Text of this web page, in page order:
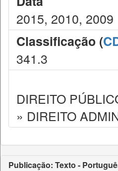
2015, 2010, 2009
Classificação (
341.3
DIREITO
» DIREITO
Publicação: Texto -